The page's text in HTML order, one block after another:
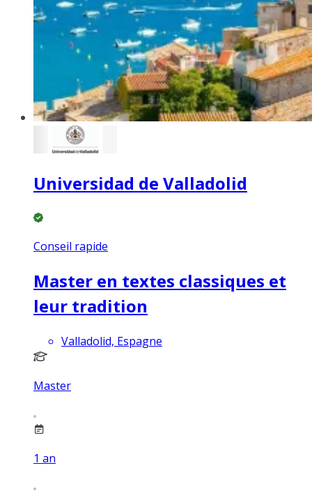
Universidad de Valladolid
Conseil rapide
Master en textes classiques et
leur tradition
Valladolid, Espagne
Master
1 an